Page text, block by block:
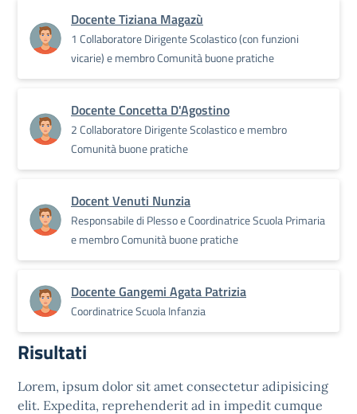
Docente Tiziana Magazù
1 Collaboratore Dirigente Scolastico (con funzioni
vicarie) e membro Comunità buone pratiche
Docente Concetta D'Agostino
2 Collaboratore Dirigente Scolastico e membro
Comunità buone pratiche
Docent Venuti Nunzia
Responsabile di Plesso e Coordinatrice Scuola Primaria
e membro Comunità buone pratiche
Docente Gangemi Agata Patrizia
Coordinatrice Scuola Infanzia
Risultati
Lorem, ipsum dolor sit amet consectetur adipisicing
elit. Expedita, reprehenderit ad in impedit cumque